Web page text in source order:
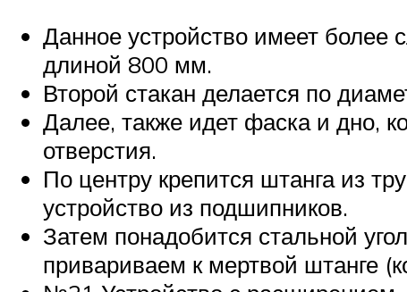
Данное устройство имеет более
длиной 800 мм.
Второй стакан делается по
Далее, также идет фаска и дно,
отверстия.
По центру крепится штанга из
устройство из подшипников.
Затем понадобится стальной
привариваем к мертвой штанге